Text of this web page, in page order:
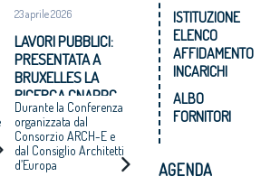
23 aprile 2026
LAVORI PUBBLICI:
PRESENTATA A
BRUXELLES LA
RICERCA CNAPPC
“DOPO IL
PROGETTO”
Durante la Conferenza
organizzata dal
Consorzio ARCH-E e
dal Consiglio Architetti
d’Europa
ISTITUZIONE
ELENCO
AFFIDAMENTO
INCARICHI
ALBO
FORNITORI
AGENDA